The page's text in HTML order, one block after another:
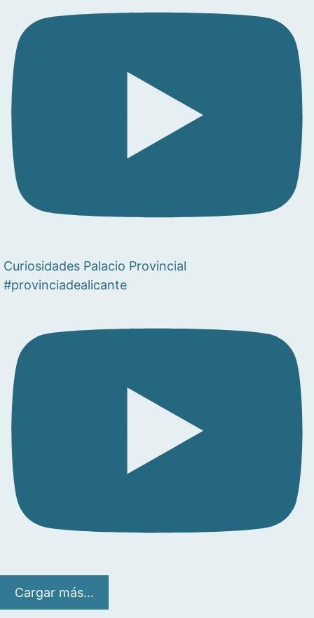
Curiosidades Palacio Provincial
#provinciadealicante
Cargar más...